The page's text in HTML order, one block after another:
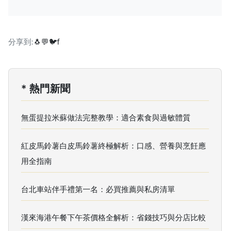
分享到:🐧💬🐦f
* 熱門新聞
無蛋提拉米蘇做法完整教學：適合素食與過敏體質
紅皮馬鈴薯白皮馬鈴薯終極解析：口感、營養與烹飪應
用全指南
台北車站伴手禮第一名：必買推薦與私房清單
漢來海港午餐下午茶價格全解析：省錢技巧與分店比較